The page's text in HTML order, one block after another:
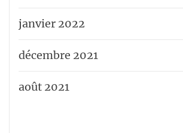
janvier 2022
décembre 2021
août 2021